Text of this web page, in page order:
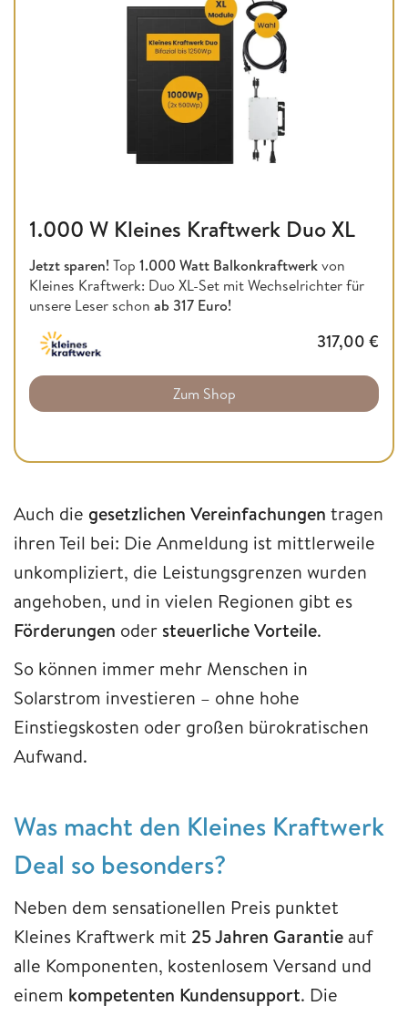
1.000 W Kleines Kraftwerk Duo XL
Jetzt sparen! Top 1.000 Watt Balkonkraftwerkvon
Kleines Kraftwerk: Duo XL-Set mit Wechselrichter für
unsere Leser schon ab 317 Euro!
317,00 €
Zum Shop
Auch die gesetzlichen Vereinfachungen tragen
ihren Teil bei: Die Anmeldung ist mittlerweile
unkompliziert, die Leistungsgrenzen wurden
angehoben, und in vielen Regionen gibt es
Förderungen oder steuerliche Vorteile.
So können immer mehr Menschen in
Solarstrom investieren – ohne hohe
Einstiegskosten oder großen bürokratischen
Aufwand.
Was macht den Kleines Kraftwerk
Deal so besonders?
Neben dem sensationellen Preis punktet
Kleines Kraftwerk mit 25 Jahren Garantie auf
alle Komponenten, kostenlosem Versand und
einem kompetenten Kundensupport. Die